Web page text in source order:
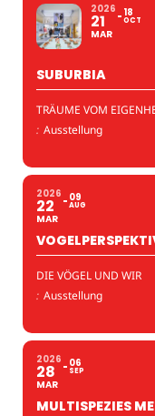
2026
21
MAR
18
OCT
SUBURBIA
TRÄUME VOM
: Ausstellung
2026
22
MAR
09
AUG
DIE VÖGEL UND WIR
: Ausstellung
2026
28
MAR
06
SEP
MULTISPEZIES